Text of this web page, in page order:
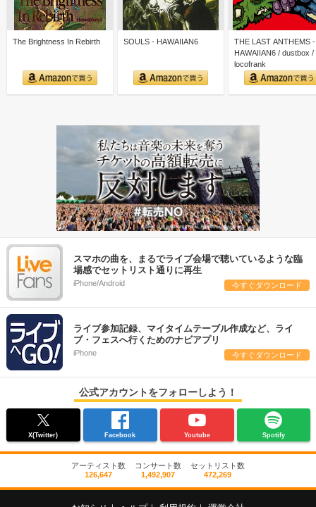
The Brightness In Rebirth SOULS - HAWAIIAN6
THE LAST ANTHEMS -
HAWAIIAN6 / dustbox /
locofrank
スマホの曲を、まるでライブ会場で聴いているような臨
場感でセットリスト通りに再生
iPhone/Android 今すぐダウンロード
ライブ参加記録、マイタイムテーブル作成など、ライ
ブ・フェスへ行くためのナビアプリ
iPhone 今すぐダウンロード
公式アカウントをフォローしよう！
X(Twitter) Facebook Youtube Spotify
アーティスト数
126,647
コンサート数
1,492,907
セットリスト数
472,269